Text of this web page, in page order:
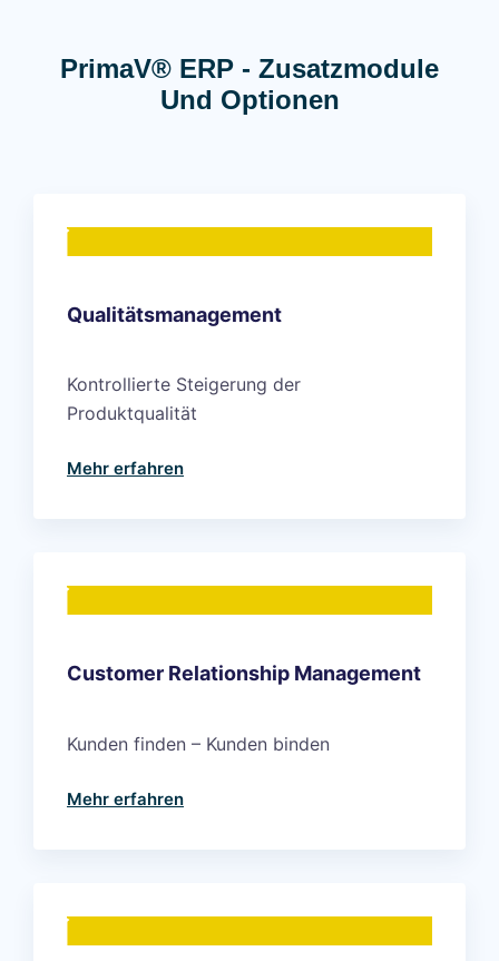
PrimaV® ERP - Zusatzmodule
Und Optionen
Qualitätsmanagement
Kontrollierte Steigerung der
Produktqualität
Mehr erfahren
Customer Relationship Management
Kunden finden – Kunden binden
Mehr erfahren